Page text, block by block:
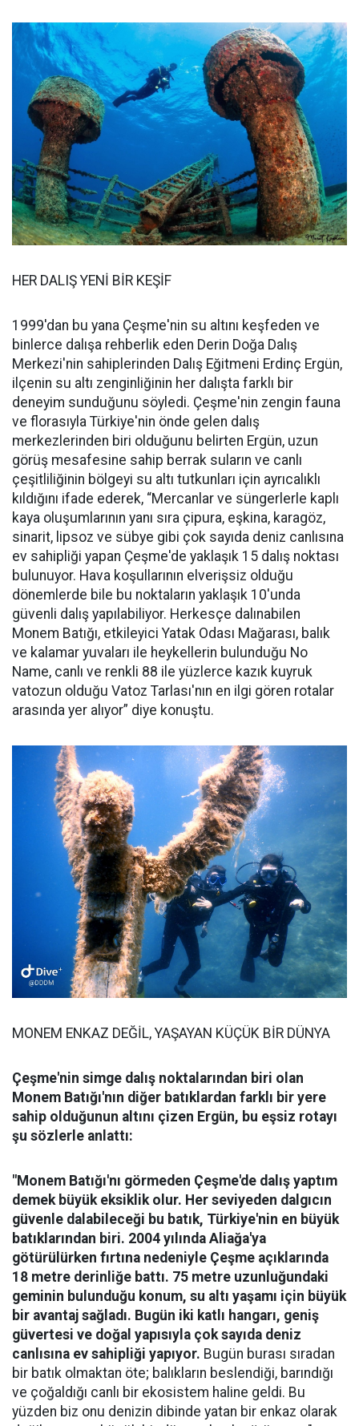
HER DALIŞ YENİ BİR KEŞİF
1999'dan bu yana Çeşme'nin su altını keşfeden ve
binlerce dalışa rehberlik eden Derin Doğa Dalış
Merkezi'nin sahiplerinden Dalış Eğitmeni Erdinç Ergün,
ilçenin su altı zenginliğinin her dalışta farklı bir
deneyim sunduğunu söyledi. Çeşme'nin zengin fauna
ve florasıyla Türkiye'nin önde gelen dalış
merkezlerinden biri olduğunu belirten Ergün, uzun
görüş mesafesine sahip berrak suların ve canlı
çeşitliliğinin bölgeyi su altı tutkunları için ayrıcalıklı
kıldığını ifade ederek, “Mercanlar ve süngerlerle kaplı
kaya oluşumlarının yanı sıra çipura, eşkina, karagöz,
sinarit, lipsoz ve sübye gibi çok sayıda deniz canlısına
ev sahipliği yapan Çeşme'de yaklaşık 15 dalış noktası
bulunuyor. Hava koşullarının elverişsiz olduğu
dönemlerde bile bu noktaların yaklaşık 10'unda
güvenli dalış yapılabiliyor. Herkesçe dalınabilen
Monem Batığı, etkileyici Yatak Odası Mağarası, balık
ve kalamar yuvaları ile heykellerin bulunduğu No
Name, canlı ve renkli 88 ile yüzlerce kazık kuyruk
vatozun olduğu Vatoz Tarlası'nın en ilgi gören rotalar
arasında yer alıyor” diye konuştu.
MONEM ENKAZ DEĞİL, YAŞAYAN KÜÇÜK BİR DÜNYA
Çeşme'nin simge dalış noktalarından biri olan
Monem Batığı'nın diğer batıklardan farklı bir yere
sahip olduğunun altını çizen Ergün, bu eşsiz rotayı
şu sözlerle anlattı:
"Monem Batığı'nı görmeden Çeşme'de dalış yaptım
demek büyük eksiklik olur. Her seviyeden dalgıcın
güvenle dalabileceği bu batık, Türkiye'nin en büyük
batıklarından biri. 2004 yılında Aliağa'ya
götürülürken fırtına nedeniyle Çeşme açıklarında
18 metre derinliğe battı. 75 metre uzunluğundaki
geminin bulunduğu konum, su altı yaşamı için büyük
bir avantaj sağladı. Bugün iki katlı hangarı, geniş
güvertesi ve doğal yapısıyla çok sayıda deniz
canlısına ev sahipliği yapıyor. Bugün burası sıradan
bir batık olmaktan öte; balıkların beslendiği, barındığı
ve çoğaldığı canlı bir ekosistem haline geldi. Bu
yüzden biz onu denizin dibinde yatan bir enkaz olarak